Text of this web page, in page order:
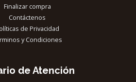
Finalizar compra
Contáctenos
de Privacidad
y Condiciones
de Atención